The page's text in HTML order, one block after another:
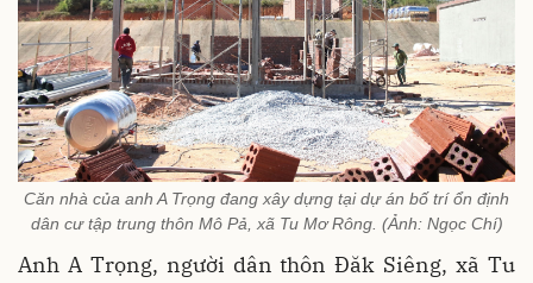
Căn nhà của anh A Trọng đang xây dựng tại dự án bố trí ổn định
dân cư tập trung thôn Mô Pả, xã Tu Mơ Rông. (Ảnh: Ngọc Chí)
Anh A Trọng, người dân thôn Đăk Siêng, xã Tu